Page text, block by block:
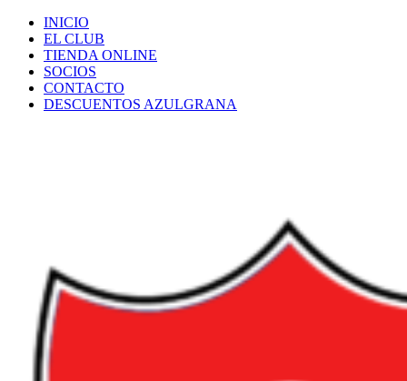
Saltar
contenido
INICIO
EL CLUB
TIENDA ONLINE
SOCIOS
CONTACTO
DESCUENTOS AZULGRANA